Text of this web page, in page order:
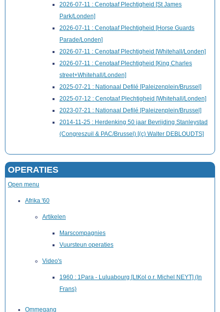
2026-07-11 : Cenotaaf Plechtigheid [St James
Park/Londen]
2026-07-11 : Cenotaaf Plechtigheid [Horse Guards
Parade/Londen]
2026-07-11 : Cenotaaf Plechtigheid [Whitehall/Londen]
2026-07-11 : Cenotaaf Plechtigheid [King Charles
street+Whitehall/Londen]
2025-07-21 : Nationaal Defilé [Paleizenplein/Brussel]
2025-07-12 : Cenotaaf Plechtigheid [Whitehall/Londen]
2023-07-21 : Nationaal Defilé [Paleizenplein/Brussel]
2014-11-25 : Herdenking 50 jaar Bevrijding Stanleystad
(Congreszuil & PAC/Brussel) [(c) Walter DEBLOUDTS]
OPERATIES
Open menu
Afrika '60
Artikelen
Marscompagnies
Vuursteun operaties
Video's
1960 : 1Para - Luluabourg [LtKol o.r. Michel NEYT] (In
Frans)
Ommegang